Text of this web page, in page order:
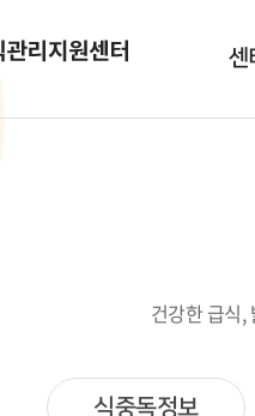
센
건강한 급식,
식중독정보